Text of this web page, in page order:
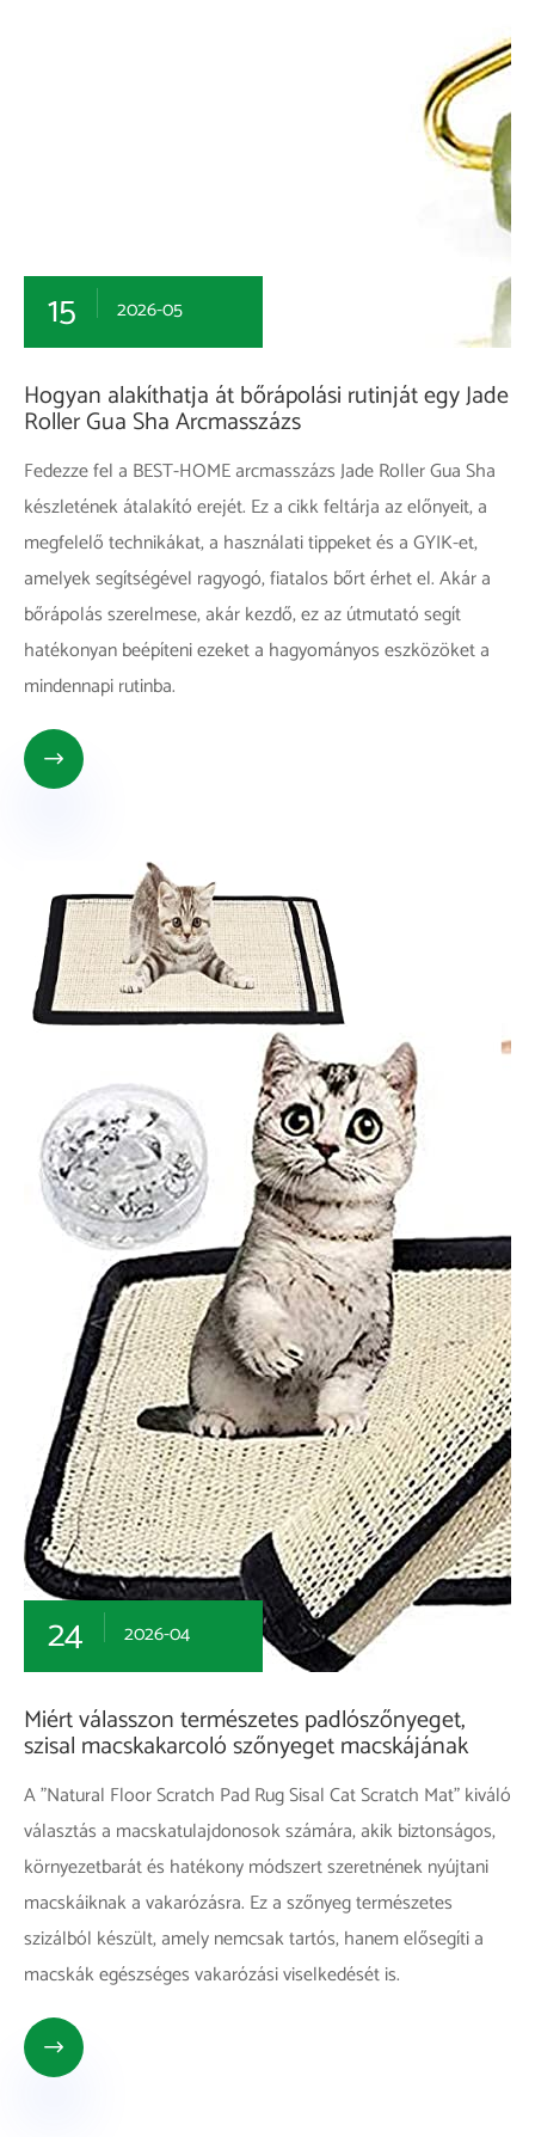
15 2026-05
Hogyan alakíthatja át bőrápolási rutinját egy Jade
Roller Gua Sha Arcmasszázs
Fedezze fel a BEST-HOME arcmasszázs Jade Roller Gua Sha
készletének átalakító erejét. Ez a cikk feltárja az előnyeit, a
megfelelő technikákat, a használati tippeket és a GYIK-et,
amelyek segítségével ragyogó, fiatalos bőrt érhet el. Akár a
bőrápolás szerelmese, akár kezdő, ez az útmutató segít
hatékonyan beépíteni ezeket a hagyományos eszközöket a
mindennapi rutinba.

24 2026-04
Miért válasszon természetes padlószőnyeget,
szisal macskakarcoló szőnyeget macskájának
A "Natural Floor Scratch Pad Rug Sisal Cat Scratch Mat" kiváló
választás a macskatulajdonosok számára, akik biztonságos,
környezetbarát és hatékony módszert szeretnének nyújtani
macskáiknak a vakarózásra. Ez a szőnyeg természetes
szizálból készült, amely nemcsak tartós, hanem elősegíti a
macskák egészséges vakarózási viselkedését is.
